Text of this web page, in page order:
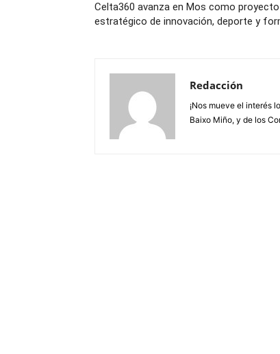
Celta360 avanza en Mos como proyecto
estratégico de innovación, deporte y
Redacción
¡Nos mueve el interés
Baixo Miño, y de los